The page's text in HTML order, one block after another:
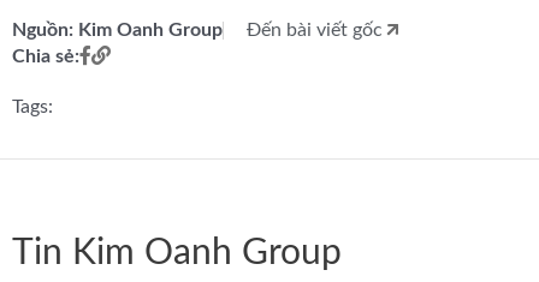
Nguồn: Kim Oanh Group
Đến bài viết gốc
Chia sẻ:
Tags:
Tin Kim Oanh Group